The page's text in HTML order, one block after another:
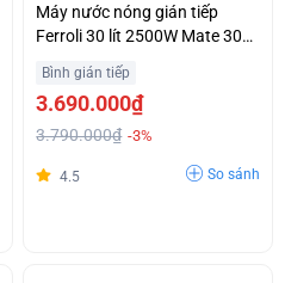
Máy nước nóng gián tiếp
Ferroli 30 lít 2500W Mate 30L
Bình gián tiếp
3.690.000₫
3.790.000₫ -3%
4.5 So sánh